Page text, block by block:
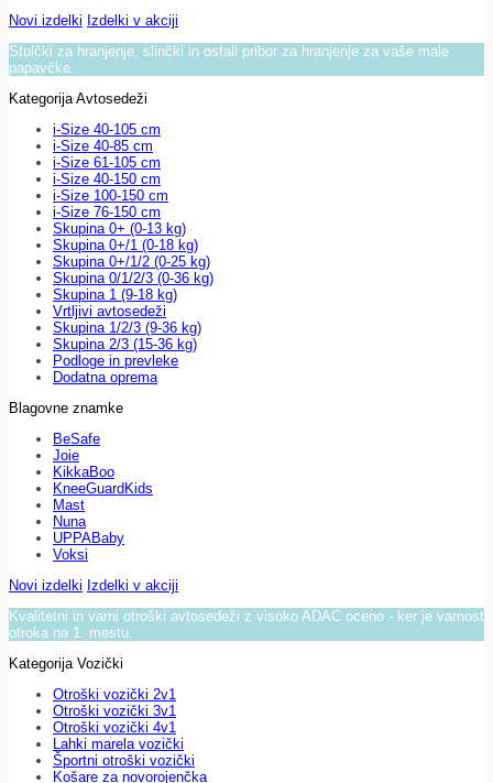
Novi izdelki Izdelki v akciji
Stolčki za hranjenje, slinčki in ostali pribor za hranjenje za vaše male
papavčke.
Kategorija Avtosedeži
i-Size 40-105 cm
i-Size 40-85 cm
i-Size 61-105 cm
i-Size 40-150 cm
i-Size 100-150 cm
i-Size 76-150 cm
Skupina 0+ (0-13 kg)
Skupina 0+/1 (0-18 kg)
Skupina 0+/1/2 (0-25 kg)
Skupina 0/1/2/3 (0-36 kg)
Skupina 1 (9-18 kg)
Vrtljivi avtosedeži
Skupina 1/2/3 (9-36 kg)
Skupina 2/3 (15-36 kg)
Podloge in prevleke
Dodatna oprema
Blagovne znamke
BeSafe
Joie
KikkaBoo
KneeGuardKids
Mast
Nuna
UPPABaby
Voksi
Novi izdelki Izdelki v akciji
Kvalitetni in varni otroški avtosedeži z visoko ADAC oceno - ker je varnost
otroka na 1. mestu.
Kategorija Vozički
Otroški vozički 2v1
Otroški vozički 3v1
Otroški vozički 4v1
Lahki marela vozički
Športni otroški vozički
Košare za novorojenčka